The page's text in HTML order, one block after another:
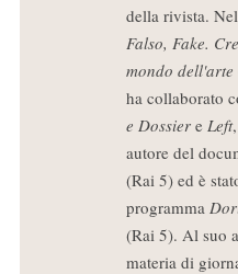
della rivista.
Falso, Fake.
mondo dell'arte
ha collaborato
e Dossiere Left
autore del
(Rai 5) ed è
programma
(Rai 5). Al suo
materia di